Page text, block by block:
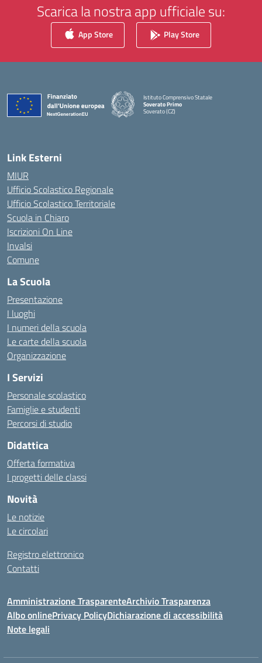
Scarica la nostra app ufficiale su:
App Store Play Store
Istituto Comprensivo Statale
Soverato Primo
Soverato (CZ)
Link Esterni
MIUR
Ufficio Scolastico Regionale
Ufficio Scolastico Territoriale
Scuola in Chiaro
Iscrizioni On Line
Invalsi
Comune
La Scuola
Presentazione
I luoghi
I numeri della scuola
Le carte della scuola
Organizzazione
I Servizi
Personale scolastico
Famiglie e studenti
Percorsi di studio
Didattica
Offerta formativa
I progetti delle classi
Novità
Le notizie
Le circolari
Registro elettronico
Contatti
Amministrazione TrasparenteArchivio Trasparenza
Albo onlinePrivacy PolicyDichiarazione di accessibilità
Note legali